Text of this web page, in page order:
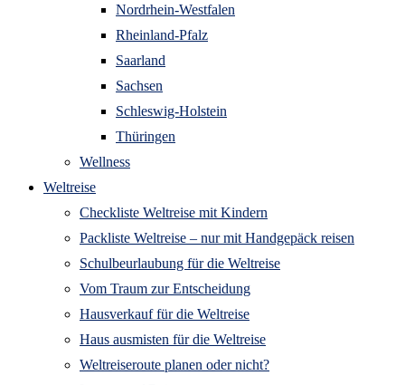
Nordrhein-Westfalen
Rheinland-Pfalz
Saarland
Sachsen
Schleswig-Holstein
Thüringen
Wellness
Weltreise
Checkliste Weltreise mit Kindern
Packliste Weltreise – nur mit Handgepäck reisen
Schulbeurlaubung für die Weltreise
Vom Traum zur Entscheidung
Hausverkauf für die Weltreise
Haus ausmisten für die Weltreise
Weltreiseroute planen oder nicht?